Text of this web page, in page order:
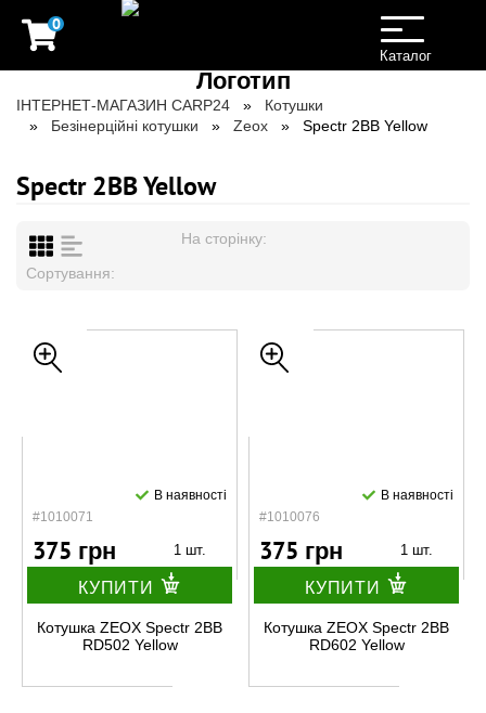
0
Toggle
navigation
Каталог
ІНТЕРНЕТ-МАГАЗИН CARP24
Котушки
Безінерційні котушки
Zeox Spectr 2BB Yellow
Spectr 2BB Yellow
На сторінку:
Сортування:
#1010071
В наявності
375 грн 1 шт.
КУПИТИ
Котушка ZEOX Spectr 2BB
RD502 Yellow
#1010076
В наявності
375 грн 1 шт.
КУПИТИ
Котушка ZEOX Spectr 2BB
RD602 Yellow